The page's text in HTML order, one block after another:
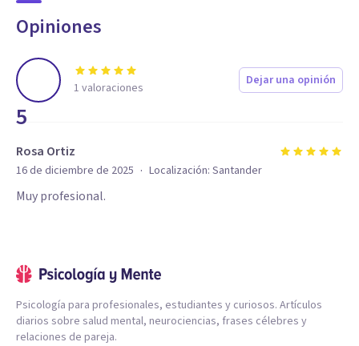
Opiniones
5
1 valoraciones Dejar una opinión
Rosa Ortiz
16 de diciembre de 2025 · Localización: Santander
Muy profesional.
Psicología para profesionales, estudiantes y curiosos. Artículos
diarios sobre salud mental, neurociencias, frases célebres y
relaciones de pareja.